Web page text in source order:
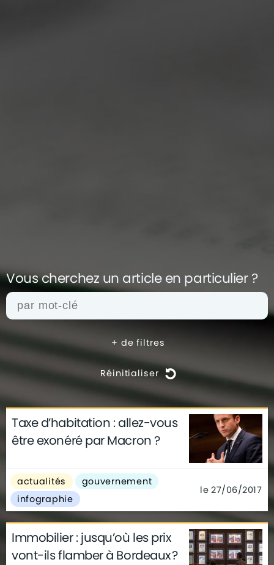
Vous cherchez un article en particulier ?
+ de filtres
Réinitialiser
actualités architecture
archives
conseils
déco finance
gouvernement
technologie
Taxe d’habitation : allez-vous
être exonéré par Macron ?
actualités
gouvernement
infographie
le 27/06/2017
Immobilier : jusqu’où les prix
vont-ils flamber à Bordeaux ?